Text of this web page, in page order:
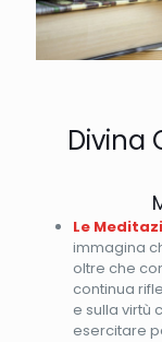
Divina
Le
immagina
oltre che
continua
e sulla virtù
esercitare